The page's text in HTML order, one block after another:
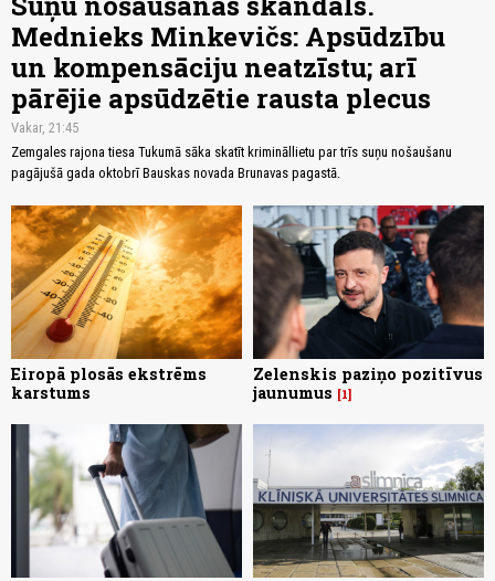
Mednieks Minkevičs: Apsūdzību
un kompensāciju neatzīstu; arī
pārējie apsūdzētie rausta plecus
Vakar, 21:45
Zemgales rajona tiesa Tukumā sāka skatīt krimināllietu par trīs suņu nošaušanu
pagājušā gada oktobrī Bauskas novada Brunavas pagastā.
Eiropā plosās ekstrēms
karstums
Zelenskis paziņo pozitīvus
jaunumus
1